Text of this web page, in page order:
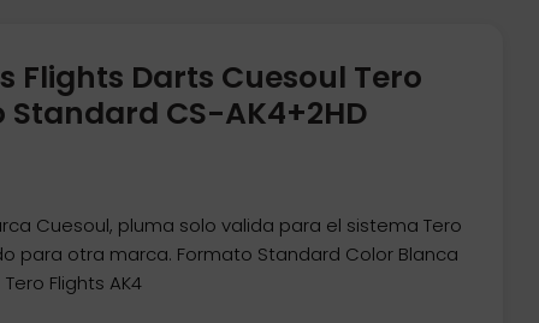
Flights Darts Cuesoul Tero
Standard CS-AK4+2HD
Cuesoul, pluma solo valida para el sistema Tero
para otra marca. Formato Standard Color Blanca
Flights AK4